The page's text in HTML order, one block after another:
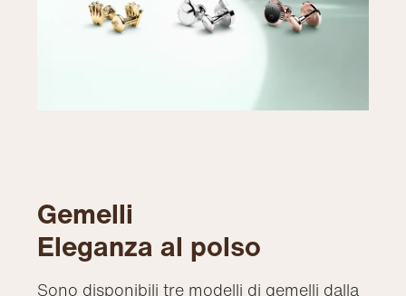
Gemelli
Eleganza al polso
Sono disponibili tre modelli di gemelli dalla